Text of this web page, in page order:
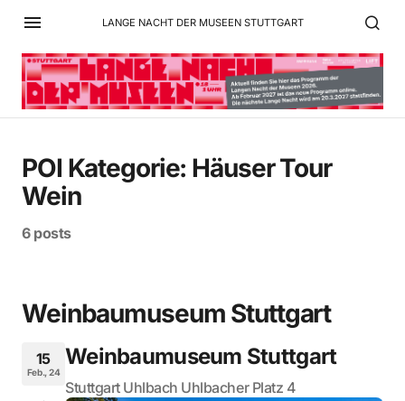
LANGE NACHT DER MUSEEN STUTTGART
POI Kategorie: Häuser Tour
Wein
6 posts
Weinbaumuseum Stuttgart
15
Feb., 24
Weinbaumuseum Stuttgart
Stuttgart Uhlbach Uhlbacher Platz 4